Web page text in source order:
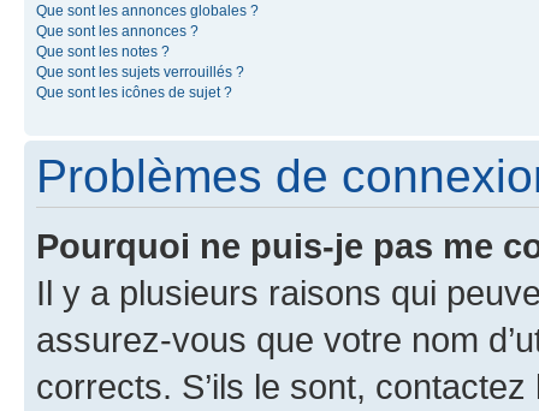
Que sont les annonces globales ?
Que sont les annonces ?
Que sont les notes ?
Que sont les sujets verrouillés ?
Que sont les icônes de sujet ?
Problèmes de
Pourquoi ne puis-je pas me
Il y a plusieurs raisons qui
assurez-vous que votre nom
corrects. S’ils le sont,